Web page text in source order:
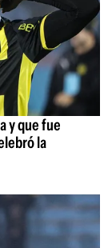
y que fue
la